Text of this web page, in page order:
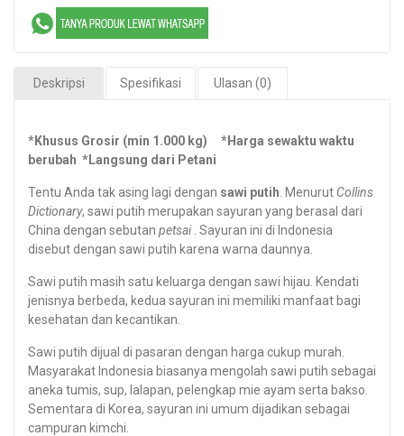
Deskripsi Spesifikasi Ulasan (0)
*Khusus Grosir (min 1.000 kg) *Harga sewaktu waktu
berubah *Langsung dari Petani
Tentu Anda tak asing lagi dengan sawi putih . Menurut Collins
Dictionary, sawi putih merupakan sayuran yang berasal dari
China dengan sebutan petsai . Sayuran ini di Indonesia
disebut dengan sawi putih karena warna daunnya.
Sawi putih masih satu keluarga dengan sawi hijau. Kendati
jenisnya berbeda, kedua sayuran ini memiliki manfaat bagi
kesehatan dan kecantikan.
Sawi putih dijual di pasaran dengan harga cukup murah.
Masyarakat Indonesia biasanya mengolah sawi putih sebagai
aneka tumis, sup, lalapan, pelengkap mie ayam serta bakso.
Sementara di Korea, sayuran ini umum dijadikan sebagai
campuran kimchi.